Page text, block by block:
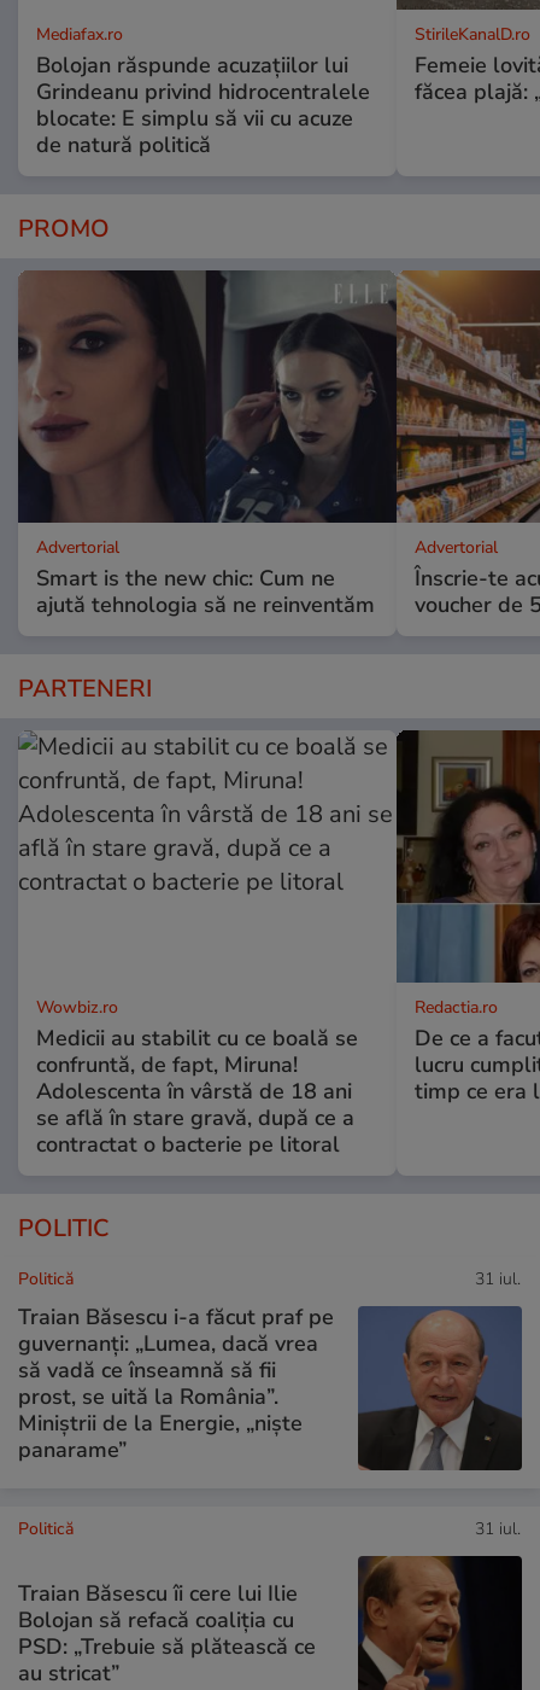
Mediafax.ro
Bolojan răspunde acuzațiilor lui
Grindeanu privind hidrocentralele
blocate: E simplu să vii cu acuze
de natură politică
StirileKanalD.ro
Femeie
făcea plajă:
PROMO
Advertorial
Smart is the new chic: Cum ne
ajută tehnologia să ne reinventăm
Advertorial
Înscrie-te
voucher de
PARTENERI
Wowbiz.ro
Medicii au stabilit cu ce boală se
confruntă, de fapt, Miruna!
Adolescenta în vârstă de 18 ani
se află în stare gravă, după ce a
contractat o bacterie pe litoral
Redactia.ro
De ce a
lucru
timp ce era
POLITIC
Politică 31 iul.
Traian Băsescu i-a făcut praf pe
guvernanți: „Lumea, dacă vrea
să vadă ce înseamnă să fii
prost, se uită la România”.
Miniștrii de la Energie, „niște
panarame”
Politică 31 iul.
Traian Băsescu îi cere lui Ilie
Bolojan să refacă coaliția cu
PSD: „Trebuie să plătească ce
au stricat”